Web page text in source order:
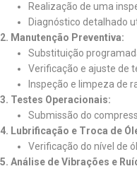
Realização de uma
Diagnóstico detalhado
2. Manutenção Preventiva:
Substituição
Verificação e ajuste de
Inspeção e limpeza de
3. Testes Operacionais:
Submissão do
4. Lubrificação e Troca de
Verificação do nível de
5. Análise de Vibrações e